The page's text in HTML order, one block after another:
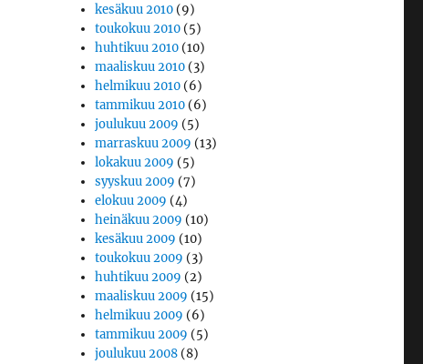
kesäkuu 2010 (9)
toukokuu 2010 (5)
huhtikuu 2010 (10)
maaliskuu 2010 (3)
helmikuu 2010 (6)
tammikuu 2010 (6)
joulukuu 2009 (5)
marraskuu 2009 (13)
lokakuu 2009 (5)
syyskuu 2009 (7)
elokuu 2009 (4)
heinäkuu 2009 (10)
kesäkuu 2009 (10)
toukokuu 2009 (3)
huhtikuu 2009 (2)
maaliskuu 2009 (15)
helmikuu 2009 (6)
tammikuu 2009 (5)
joulukuu 2008 (8)